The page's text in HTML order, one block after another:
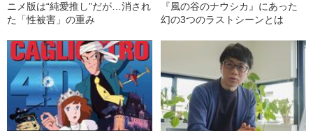
ニメ版は“純愛推し”だが…消され
た「性被害」の重み
『風の谷のナウシカ』にあった
幻の3つのラストシーンとは